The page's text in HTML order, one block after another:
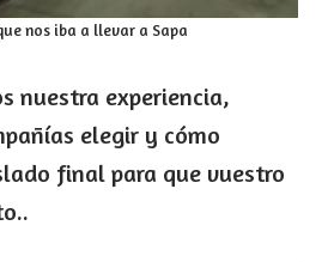
nos iba a llevar a Sapa
nuestra experiencia,
elegir y cómo
final para que vuestro